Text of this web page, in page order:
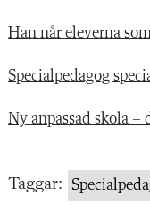
Han når eleverna
Specialpedagog
Ny anpassad skola –
Taggar: